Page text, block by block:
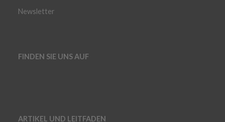
Newsletter
FINDEN SIE UNS AUF
ARTIKEL UND LEITFADEN